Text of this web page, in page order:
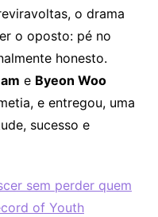
o drama
o oposto: pé no
honesto.
e Byeon Woo
e entregou, uma
sucesso e
sem perder quem
of Youth